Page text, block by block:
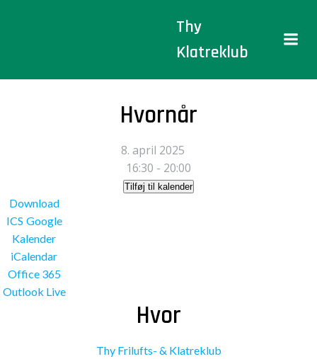
Thy
Klatreklub
Hvornår
8. april 2025
16:30 - 20:00
Tilføj til kalender
Download
ICS Google
Kalender
iCalendar
Office 365
Outlook Live
Hvor
Thy Frilufts- & Klatreklub